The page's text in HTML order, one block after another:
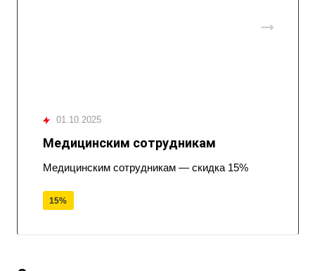
01.10.2025
Медицинским сотрудникам
Медицинским сотрудникам — скидка 15%
15%